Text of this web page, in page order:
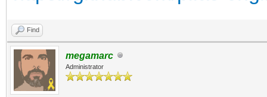
Find
megamarc
Administrator